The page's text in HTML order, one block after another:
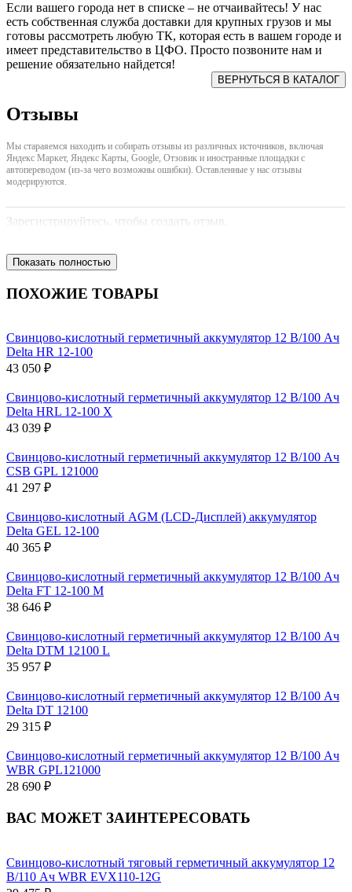
Если вашего города нет в списке – не отчаивайтесь! У нас
есть собственная служба доставки для крупных грузов и мы
готовы рассмотреть любую ТК, которая есть в вашем городе и
имеет представительство в ЦФО. Просто позвоните нам и
решение обязательно найдется!
Отзывы
Мы стараяемся находить и собирать отзывы из различных источников, включая
Яндекс Маркет, Яндекс Карты, Google, Отзовик и иностранные площадки с
автопереводом (из-за чего возможны ошибки). Оставленные у нас отзывы
модерируются.
Зарегистрируйтесь, чтобы создать отзыв.
Показать полностью
ПОХОЖИЕ ТОВАРЫ
Свинцово-кислотный герметичный аккумулятор 12 В/100 Ач
Delta HR 12-100
43 050 ₽
Свинцово-кислотный герметичный аккумулятор 12 В/100 Ач
Delta HRL 12-100 X
43 039 ₽
Свинцово-кислотный герметичный аккумулятор 12 В/100 Ач
CSB GPL 121000
41 297 ₽
Свинцово-кислотный AGM (LCD-Дисплей) аккумулятор
Delta GEL 12-100
40 365 ₽
Свинцово-кислотный герметичный аккумулятор 12 В/100 Ач
Delta FT 12-100 M
38 646 ₽
Свинцово-кислотный герметичный аккумулятор 12 В/100 Ач
Delta DTM 12100 L
35 957 ₽
Свинцово-кислотный герметичный аккумулятор 12 В/100 Ач
Delta DT 12100
29 315 ₽
Свинцово-кислотный герметичный аккумулятор 12 В/100 Ач
WBR GPL121000
28 690 ₽
ВАС МОЖЕТ ЗАИНТЕРЕСОВАТЬ
Свинцово-кислотный тяговый герметичный аккумулятор 12
В/110 Ач WBR EVX110-12G